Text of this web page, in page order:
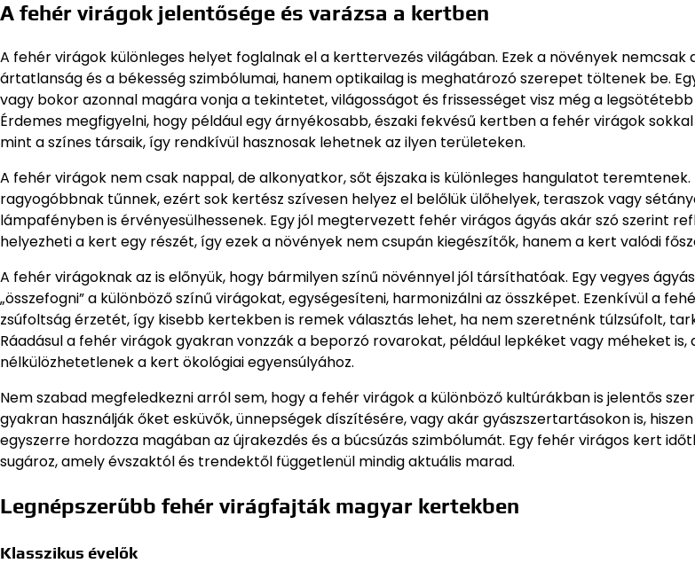
A fehér virágok jelentősége és varázsa a kertben
A fehér virágok különleges helyet foglalnak el a kerttervezés világában. Ezek a növények nemcsak
ártatlanság és a békesség szimbólumai, hanem optikailag is meghatározó szerepet töltenek be.
vagy bokor azonnal magára vonja a tekintetet, világosságot és frissességet visz még a
Érdemes megfigyelni, hogy például egy árnyékosabb, északi fekvésű kertben a fehér virágok
mint a színes társaik, így rendkívül hasznosak lehetnek az ilyen területeken.
A fehér virágok nem csak nappal, de alkonyatkor, sőt éjszaka is különleges hangulatot
ragyogóbbnak tűnnek, ezért sok kertész szívesen helyez el belőlük ülőhelyek, teraszok vagy
lámpafényben is érvényesülhessenek. Egy jól megtervezett fehér virágos ágyás akár szó szerint
helyezheti a kert egy részét, így ezek a növények nem csupán kiegészítők, hanem a kert valódi
A fehér virágoknak az is előnyük, hogy bármilyen színű növénnyel jól társíthatóak. Egy vegyes
„összefogni” a különböző színű virágokat, egységesíteni, harmonizálni az összképet. Ezenkívül a
zsúfoltság érzetét, így kisebb kertekben is remek választás lehet, ha nem szeretnénk túlzsúfolt,
Ráadásul a fehér virágok gyakran vonzzák a beporzó rovarokat, például lepkéket vagy méheket is,
nélkülözhetetlenek a kert ökológiai egyensúlyához.
Nem szabad megfeledkezni arról sem, hogy a fehér virágok a különböző kultúrákban is jelentős
gyakran használják őket esküvők, ünnepségek díszítésére, vagy akár gyászszertartásokon is,
egyszerre hordozza magában az újrakezdés és a búcsúzás szimbólumát. Egy fehér virágos kert
sugároz, amely évszaktól és trendektől függetlenül mindig aktuális marad.
Legnépszerűbb fehér virágfajták magyar kertekben
Klasszikus évelők